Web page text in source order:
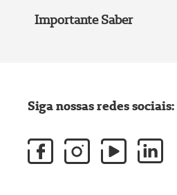
Importante Saber
Siga nossas redes sociais: